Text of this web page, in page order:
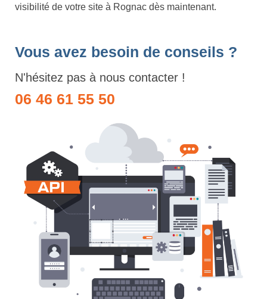
visibilité de votre site à Rognac dès maintenant.
Vous avez besoin de conseils ?
N'hésitez pas à nous contacter !
06 46 61 55 50